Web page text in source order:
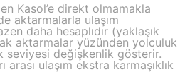
Kasol’e direkt olmamakla
aktarmalarla ulaşım
daha hesaplıdır (yaklaşık
aktarmalar yüzünden yolculuk
seviyesi değişkenlik gösterir.
arası ulaşım ekstra karmaşıklık